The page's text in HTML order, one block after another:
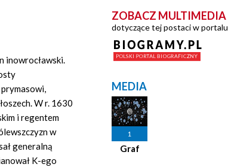
inowrocławski.
W r. 1630
i regentem
w
generalną
K-ego
ZOBACZ MULTIMEDIA
dotyczące tej postaci w portalu
MEDIA
1
Graf